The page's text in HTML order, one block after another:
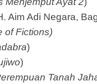
Aim Adi Negara,
of Fictions)
)
)
Tanah